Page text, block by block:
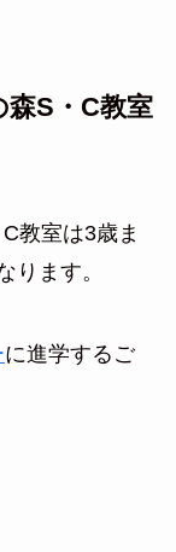
S・C教室
教室は3歳ま
ります。
に進学するご